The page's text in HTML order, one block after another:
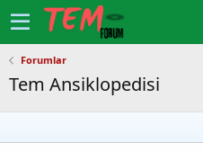
Forumlar
Tem Ansiklopedisi